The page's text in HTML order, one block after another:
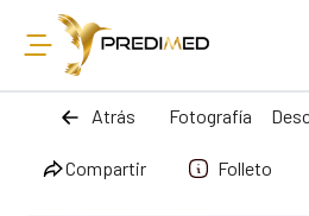
Atrás Fotografía
Compartir Folleto